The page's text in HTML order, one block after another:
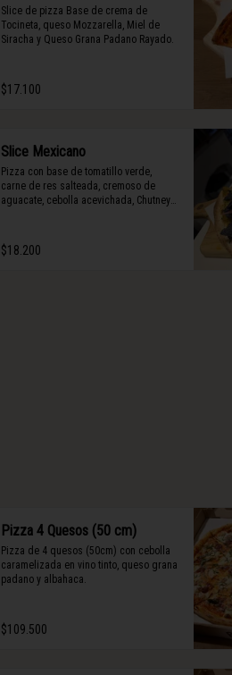
Slice de pizza Base de crema de
Tocineta, queso Mozzarella, Miel de
Siracha y Queso Grana Padano Rayado.
$17.100
Slice Mexicano
Pizza con base de tomatillo verde,
carne de res salteada, cremoso de
aguacate, cebolla acevichada, Chutney
$18.200
Pizza 4 Quesos (50 cm)
Pizza de 4 quesos (50cm) con cebolla
caramelizada en vino tinto, queso grana
padano y albahaca.
$109.500